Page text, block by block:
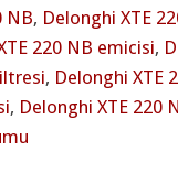
NB, Delonghi XTE
220 NB emicisi,
, Delonghi XTE
, Delonghi XTE 220